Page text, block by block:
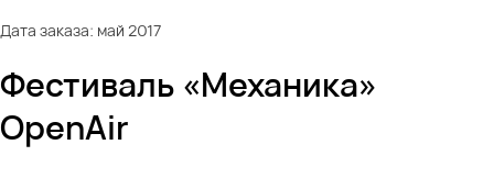
Дата заказа: май 2017
Фестиваль «Механика»
OpenAir